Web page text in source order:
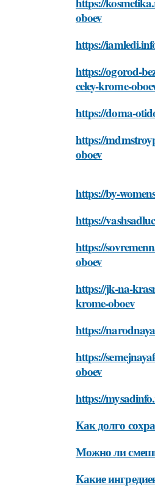
oboev
https://
https://ogorod-
celey-krome-
https://doma-
https://
oboev
https://by-
https://
https://
oboev
https://jk-na-
krome-oboev
https://
https://
oboev
https://
Как долго
Можно ли
Какие